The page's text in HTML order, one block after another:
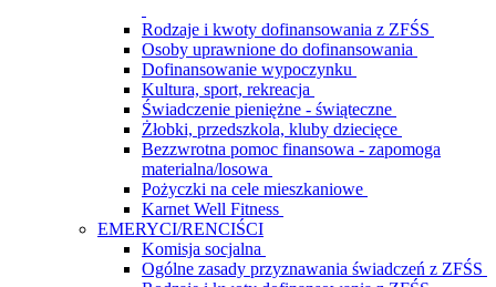
Rodzaje i kwoty dofinansowania z ZFŚS
Osoby uprawnione do dofinansowania
Dofinansowanie wypoczynku
Kultura, sport, rekreacja
Świadczenie pieniężne - świąteczne
Żłobki, przedszkola, kluby dziecięce
Bezzwrotna pomoc finansowa - zapomoga
materialna/losowa
Pożyczki na cele mieszkaniowe
Karnet Well Fitness
EMERYCI/RENCIŚCI
Komisja socjalna
Ogólne zasady przyznawania świadczeń z ZFŚS